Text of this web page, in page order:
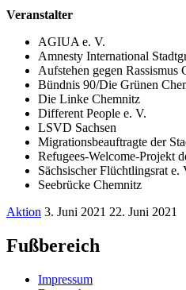
Veranstalter
AGIUA e. V.
Amnesty International
Aufstehen gegen Rassismus
Bündnis 90/Die Grünen
Die Linke Chemnitz
Different People e. V.
LSVD Sachsen
Migrationsbeauftragte der
Refugees-Welcome-Projekt
Sächsischer Flüchtlingsrat e.
Seebrücke Chemnitz
Aktion 3. Juni 2021 22. Juni 2021
Fußbereich
Impressum